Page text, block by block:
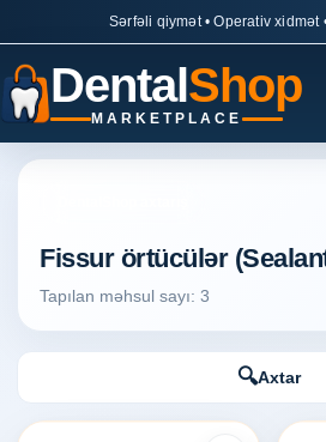
Sərfəli qiymət • Operativ xidmət
DentalShop
MARKETPLACE
Fissur örtücülər
Tapılan məhsul sayı: 3
🔍Axtar